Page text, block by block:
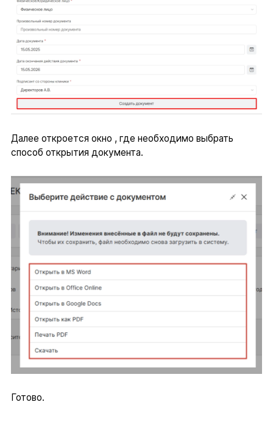
Далее откроется окно , где необходимо выбрать
способ открытия документа.
Готово.